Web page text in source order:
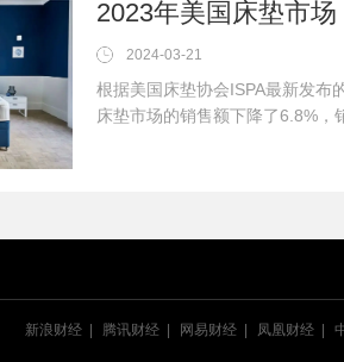
2023年美国床垫市
2024-03-21
根据美国床垫协会ISPA最新发布
床垫市场的销售额下降了6.8%
新浪财经 腾讯财经 网易财经 凤凰财经